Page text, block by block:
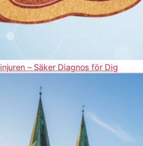
– Säker Diagnos för Dig